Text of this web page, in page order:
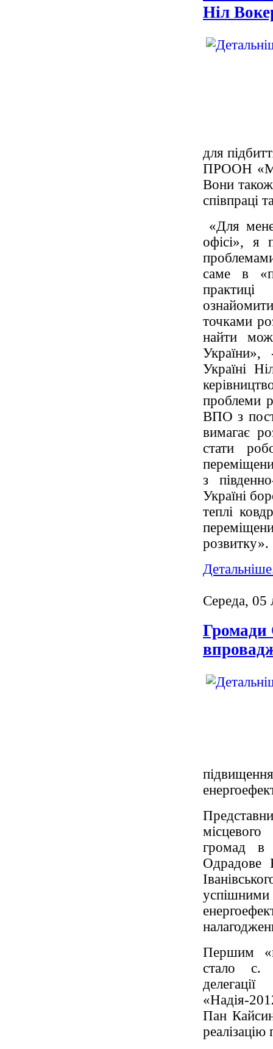
Ніл
для
ПРООН
Вони
співпраці
«Для
офісі», я
саме в
точками
найти
Україні
проблеми
ВПО з
вимагає
стати
з
Україні
теплі
розвитку».
Середа, 05
Громади
громад в
Одрадове
Першим
стало с.
«Надія-
Пан
реалізацію